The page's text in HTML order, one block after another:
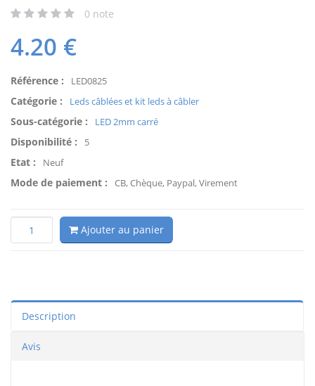
0 note
4.20 €
Référence : LED0825
Catégorie : Leds câblées et kit leds à câbler
Sous-catégorie : LED 2mm carré
Disponibilité : 5
Etat : Neuf
Mode de paiement : CB, Chèque, Paypal, Virement
Ajouter au panier
Description
Avis